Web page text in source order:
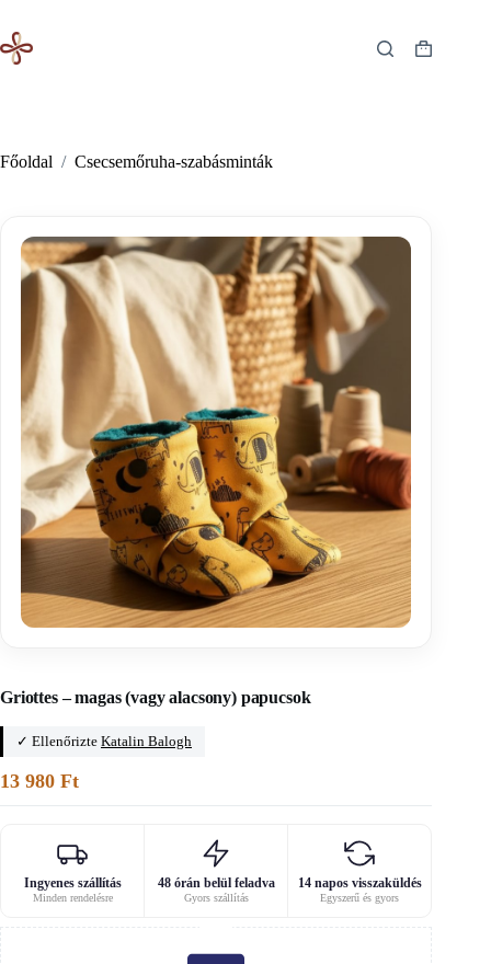
content
Shopping
Főoldal / Csecsemőruha-szabásminták
Griottes – magas (vagy alacsony) papucsok
✓ Ellenőrizte Katalin Balogh
13 980 Ft
Ingyenes szállítás
Minden rendelésre
48 órán belül feladva
Gyors szállítás
14 napos visszaküldés
Egyszerű és gyors